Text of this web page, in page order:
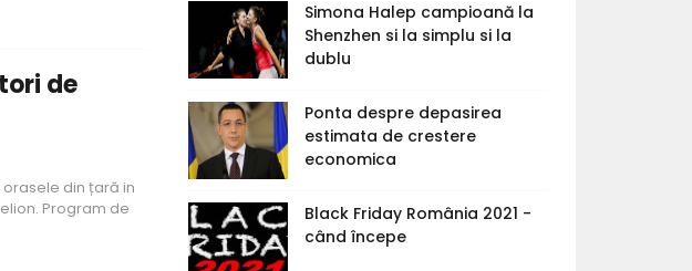
de
din țară in
Program de
Simona Halep campioană la
Shenzhen si la simplu si la
dublu
Ponta despre depasirea
estimata de crestere
economica
Black Friday România 2021 -
când începe